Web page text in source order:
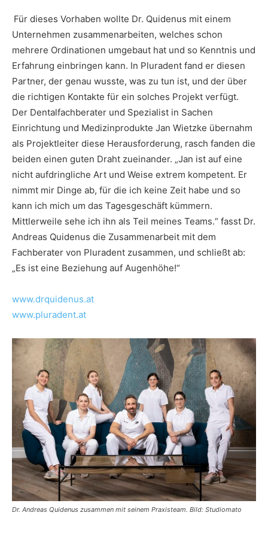
Für dieses Vorhaben wollte Dr. Quidenus mit einem
Unternehmen zusammenarbeiten, welches schon
mehrere Ordinationen umgebaut hat und so Kenntnis und
Erfahrung einbringen kann. In Pluradent fand er diesen
Partner, der genau wusste, was zu tun ist, und der über
die richtigen Kontakte für ein solches Projekt verfügt.
Der Dentalfachberater und Spezialist in Sachen
Einrichtung und Medizinprodukte Jan Wietzke übernahm
als Projektleiter diese Herausforderung, rasch fanden die
beiden einen guten Draht zueinander. „Jan ist auf eine
nicht aufdringliche Art und Weise extrem kompetent. Er
nimmt mir Dinge ab, für die ich keine Zeit habe und so
kann ich mich um das Tagesgeschäft kümmern.
Mittlerweile sehe ich ihn als Teil meines Teams.“ fasst Dr.
Andreas Quidenus die Zusammenarbeit mit dem
Fachberater von Pluradent zusammen, und schließt ab:
„Es ist eine Beziehung auf Augenhöhe!“
www.drquidenus.at
www.pluradent.at
Dr. Andreas Quidenus zusammen mit seinem Praxisteam. Bild: Studiomato